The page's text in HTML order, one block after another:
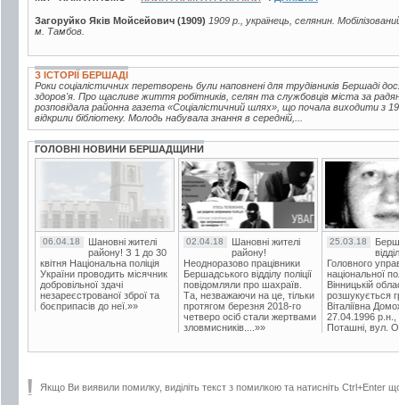
Загоруйко Яків Мойсейович (1909) 1909 р., українець, селянин.
м. Тамбов.
З ІСТОРІЇ БЕРШАДІ
Роки соціалістичних перетворень були наповнені для трудівників Бершаді
здоров'я. Про щасливе життя робітників, селян та службовців міста за
розповідала районна газета «Соціалістичний шлях», що почала виходити з
відкрили бібліотеку. Молодь набувала знання в середній,...
ГОЛОВНІ НОВИНИ БЕРШАДЩИНИ
06.04.18
Шановні жителі
району! З 1 до 30
квітня Національна поліція
України проводить місячник
добровільної здачі
незареєстрованої зброї та
боєприпасів до неї.»»
02.04.18
Шановні жителі
району!
Неодноразово працівники
Бершадського відділу поліції
повідомляли про шахраїв.
Та, незважаючи на це, тільки
протягом березня 2018-го
четверо осіб стали жертвами
зловмисників....»»
25.03.18
Головного
національної
Вінницькій
розшукується
Віталіївна
27.04.1996 р.н.,
Поташні, вул.
Якщо Ви виявили помилку, виділіть текст з помилкою та натисніть Ctrl+Enter